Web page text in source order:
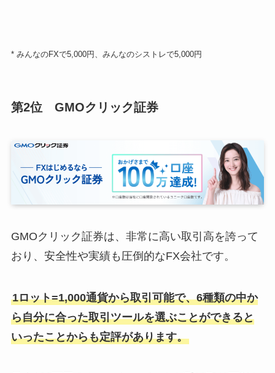
* みんなのFXで5,000円、みんなのシストレで5,000円
第2位 GMOクリック証券
GMOクリック証券は、非常に高い取引高を誇って
おり、安全性や実績も圧倒的なFX会社です。
1ロット=1,000通貨から取引可能で、6種類の中か
ら自分に合った取引ツールを選ぶことができると
いったことからも定評があります。